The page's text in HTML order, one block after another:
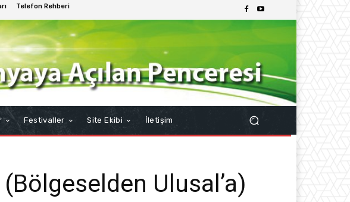
Telefon Rehberi
Festivaller Site Ekibi İletişim
Ulusal’a)